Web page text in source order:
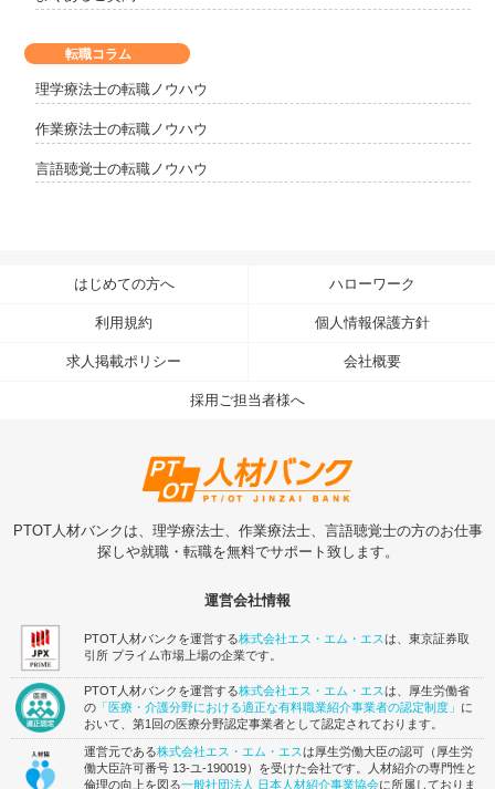
転職コラム
理学療法士の転職ノウハウ
作業療法士の転職ノウハウ
言語聴覚士の転職ノウハウ
はじめての方へ ハローワーク
利用規約 個人情報保護方針
求人掲載ポリシー 会社概要
採用ご担当者様へ
PTOT人材バンクは、理学療法士、作業療法士、言語聴覚士の方のお仕事
探しや就職・転職を無料でサポート致します。
運営会社情報
PTOT人材バンクを運営する株式会社エス・エム・エスは、東京証券取
引所 プライム市場上場の企業です。
PTOT人材バンクを運営する株式会社エス・エム・エスは、厚生労働省
の 「医療・介護分野における適正な有料職業紹介事業者の認定制度」 に
おいて、第1回の医療分野認定事業者として認定されております。
運営元である株式会社エス・エム・エスは厚生労働大臣の認可（厚生労
働大臣許可番号 13-ユ-190019）を受けた会社です。人材紹介の専門性と
倫理の向上を図る一般社団法人 日本人材紹介事業協会に所属しておりま